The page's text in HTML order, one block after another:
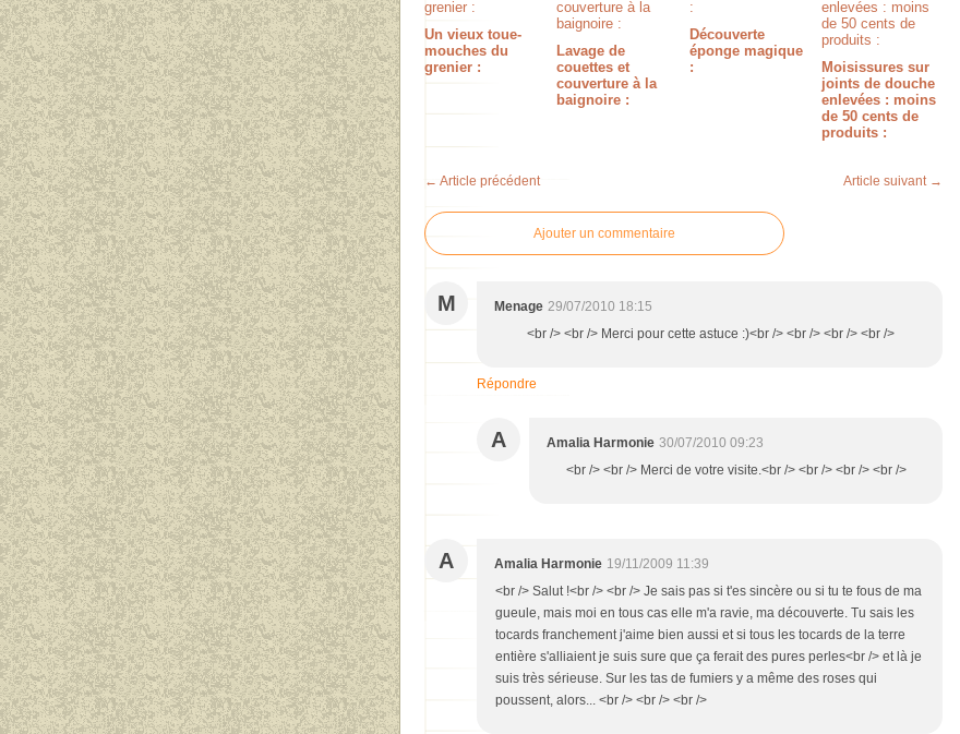
Un vieux toue-
mouches du
grenier :
Lavage de
couettes et
couverture à la
baignoire :
Découverte
éponge magique
:
Moisissures sur
joints de douche
enlevées : moins
de 50 cents de
produits :
← Article précédent Article suivant →
Ajouter un commentaire
M Menage 29/07/2010 18:15
<br /> <br /> Merci pour cette astuce :)<br /> <br /> <br /> <br />
Répondre
A Amalia Harmonie 30/07/2010 09:23
<br /> <br /> Merci de votre visite.<br /> <br /> <br /> <br />
A Amalia Harmonie 19/11/2009 11:39
<br /> Salut !<br /> <br /> Je sais pas si t'es sincère ou si tu te fous de ma
gueule, mais moi en tous cas elle m'a ravie, ma découverte. Tu sais les
tocards franchement j'aime bien aussi et si tous les tocards de la terre
entière s'alliaient je suis sure que ça ferait des pures perles<br /> et là je
suis très sérieuse. Sur les tas de fumiers y a même des roses qui
poussent, alors... <br /> <br /> <br />